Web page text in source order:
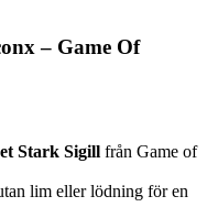
– Game Of
Stark Sigill från Game of
lim eller lödning för en